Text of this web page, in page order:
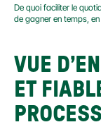
De quoi faciliter le
de gagner en temps,
VUE
ET